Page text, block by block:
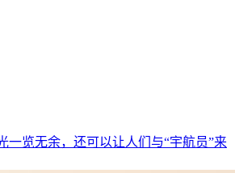
览无余，还可以让人们与“宇航员”来